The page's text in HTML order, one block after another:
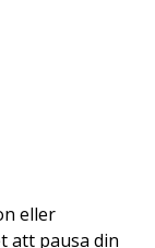
eller
att pausa din